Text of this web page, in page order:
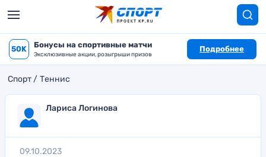
50K Бонусы на спортивные матчи
Эксклюзивные акции, розыгрыши призов
Подробнее
Спорт Теннис
Лариса Логинова
09.10.2023